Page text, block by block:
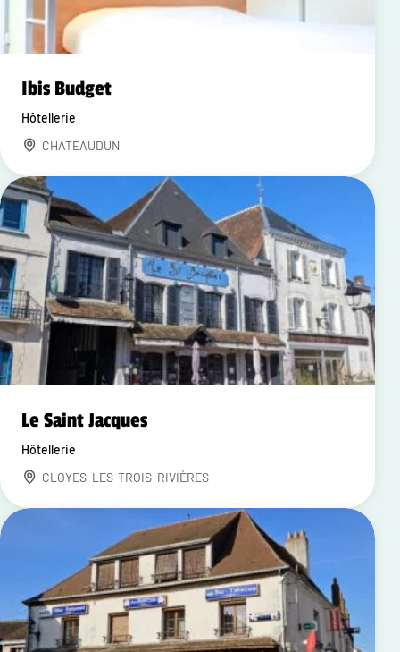
Ibis Budget
Hôtellerie
CHATEAUDUN
Le Saint Jacques
Hôtellerie
CLOYES-LES-TROIS-RIVIÈRES